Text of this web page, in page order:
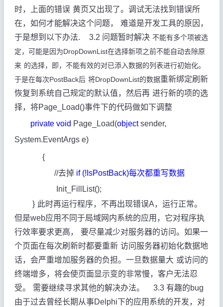
时，上面的错误 黄页又出现了。调试无法找到错误所
在，如何才能解决这个问题，
难道是开发工具的原因，
于是想到以下办法. 3.2 问题暂时解决 不能有多个项被选
定，可能是因为DropDownList在选择新项之前不能自动去除原
来 的选择，即，不能有效的对已添入数据的列表进行初始化。
于是在每次PostBack后 将DropDownList的数据重新绑定刷新
恢复到系统自己规定的默认值，然后再 进行新的项的选
择，将Page_Load()事件下的代码做如下调整
private void Page_Load(objectsender,
System.EventArgs e)
{
//去掉 if (!IsPostBack)每次都重写数据
Init_FillList();
} 此时再运行程序，不再出现错误A，运行正常。
但是web应用不同于局域网内系统的应用，它对程序执
行效率要求更高，
要尽量减少对服务器的访问。如果一
个页面在每次刷新时都要重新 访问服务器初始化数据地
话，会严重增加服务器的负担。一旦数据量大 或访问的
终端增多，将会使页面显示变的非常慢，客户无法忍
受。
需要继续寻求其他的解决办法。 3.3 有趣的bug
由于过去曾经长期从事Delphi下的应用系统的开发，对